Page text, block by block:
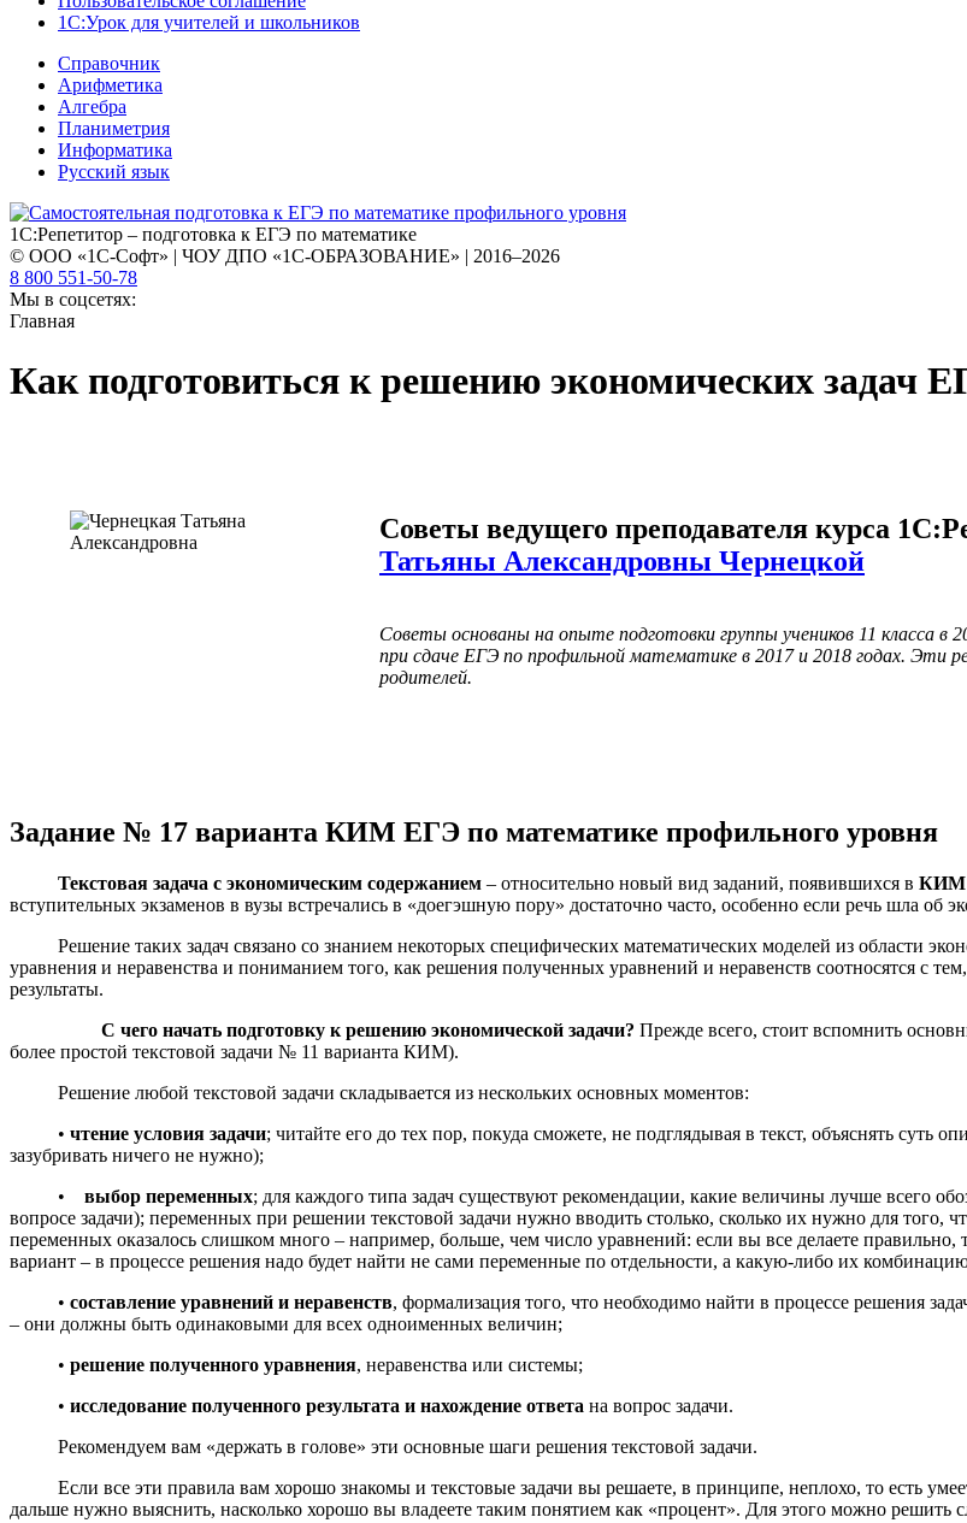
1С:Урок для учителей и школьников
Справочник
Арифметика
Алгебра
Планиметрия
Информатика
Русский язык
1С:Репетитор – подготовка к ЕГЭ по математике
© ООО «1С-Софт» | ЧОУ ДПО «1С-ОБРАЗОВАНИЕ» | 2016–2026
8 800 551-50-78
Мы в соцсетях:
Главная
Как подготовиться к решению экономических задач
Советы ведущего преподавателя курса
Татьяны Александровны Чернецкой
Советы основаны на опыте подготовки группы учеников 11 класса в
при сдаче ЕГЭ по профильной математике в 2017 и 2018 годах. Эти
родителей.
Задание № 17 варианта КИМ ЕГЭ по математике профильного уровня
Текстовая задача с экономическим содержанием – относительно новый вид заданий, появившихся в КИМ
вступительных экзаменов в вузы встречались в «доегэшную пору» достаточно часто, особенно если речь шла об
Решение таких задач связано со знанием некоторых специфических математических моделей из области
уравнения и неравенства и пониманием того, как решения полученных уравнений и неравенств соотносятся с
результаты.
С чего начать подготовку к решению экономической задачи? Прежде всего, стоит вспомнить
более простой текстовой задачи № 11 варианта КИМ).
Решение любой текстовой задачи складывается из нескольких основных моментов:
• чтение условия задачи; читайте его до тех пор, покуда сможете, не подглядывая в текст, объяснять суть
зазубривать ничего не нужно);
• выбор переменных; для каждого типа задач существуют рекомендации, какие величины лучше всего
вопросе задачи); переменных при решении текстовой задачи нужно вводить столько, сколько их нужно для того,
переменных оказалось слишком много – например, больше, чем число уравнений: если вы все делаете правильно,
вариант – в процессе решения надо будет найти не сами переменные по отдельности, а какую-либо их
• составление уравнений и неравенств, формализация того, что необходимо найти в процессе решения
– они должны быть одинаковыми для всех одноименных величин;
• решение полученного уравнения, неравенства или системы;
• исследование полученного результата и нахождение ответа на вопрос задачи.
Рекомендуем вам «держать в голове» эти основные шаги решения текстовой задачи.
Если все эти правила вам хорошо знакомы и текстовые задачи вы решаете, в принципе, неплохо, то есть
дальше нужно выяснить, насколько хорошо вы владеете таким понятием как «процент». Для этого можно